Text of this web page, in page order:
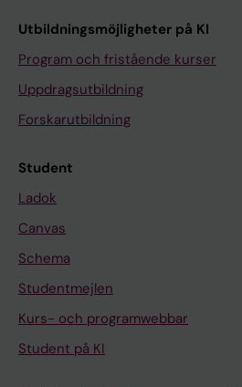
Utbildningsmöjligheter på KI
Program och fristående kurser
Uppdragsutbildning
Forskarutbildning
Student
Ladok
Canvas
Schema
Studentmejlen
Kurs- och programwebbar
Student på KI